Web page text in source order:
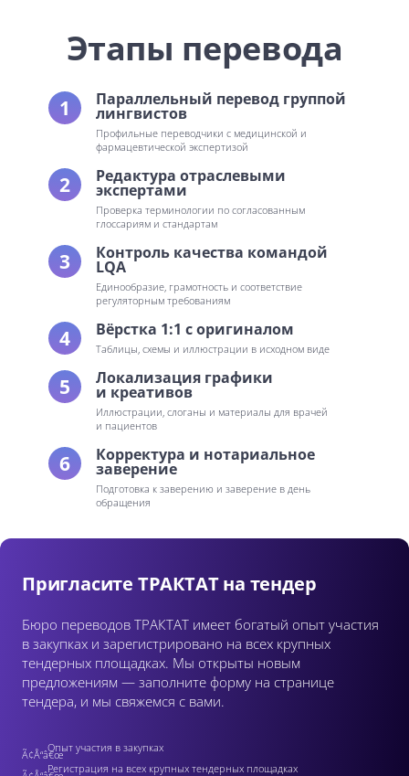
Этапы перевода
1 Параллельный перевод группой
лингвистов
Профильные переводчики с медицинской и
фармацевтической экспертизой
2 Редактура отраслевыми
экспертами
Проверка терминологии по согласованным
глоссариям и стандартам
3 Контроль качества командой
LQA
Единообразие, грамотность и соответствие
регуляторным требованиям
4 Вёрстка 1:1 с оригиналом
Таблицы, схемы и иллюстрации в исходном виде
5 Локализация графики
и креативов
Иллюстрации, слоганы и материалы для врачей
и пациентов
6 Корректура и нотариальное
заверение
Подготовка к заверению и заверение в день
обращения
Пригласите ТРАКТАТ на тендер
Бюро переводов ТРАКТАТ имеет богатый опыт участия
в закупках и зарегистрировано на всех крупных
тендерных площадках. Мы открыты новым
предложениям — заполните форму на странице
тендера, и мы свяжемся с вами.
Опыт участия в закупках
Регистрация на всех крупных тендерных площадках